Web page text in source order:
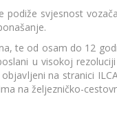
podiže svjesnost
te od osam do 12
u visokoj
na stranici
na željezničko-